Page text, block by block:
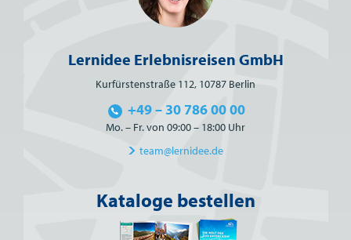
Lernidee Erlebnisreisen GmbH
Kurfürstenstraße 112, 10787 Berlin
+49 – 30 786 00 00
Mo. – Fr. von 09:00 – 18:00 Uhr
team@lernidee.de
Kataloge bestellen